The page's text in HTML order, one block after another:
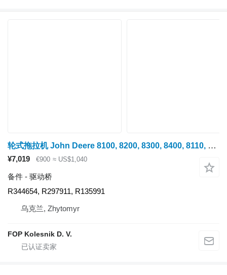
轮式拖拉机 John Deere 8100, 8200, 8300, 8400, 8110, 8210, 8310, 8410, 8120, 8220, 8320, 8420, 8520, 8130, 8230, 8330, 8430 的 驱动桥 John Deere Chulok praviy, korpus mosta R344654
¥7,019 €900 ≈ US$1,040
备件 - 驱动桥
R344654, R297911, R135991
乌克兰, Zhytomyr
FOP Kolesnik D. V.